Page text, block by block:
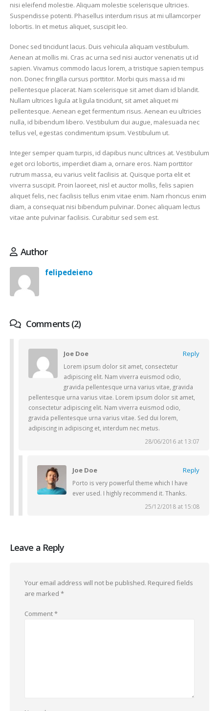
nisi eleifend molestie. Aliquam molestie scelerisque ultricies.
Suspendisse potenti. Phasellus interdum risus at mi ullamcorper
lobortis. In et metus aliquet, suscipit leo.
Donec sed tincidunt lacus. Duis vehicula aliquam vestibulum.
Aenean at mollis mi. Cras ac urna sed nisi auctor venenatis ut id
sapien. Vivamus commodo lacus lorem, a tristique sapien tempus
non. Donec fringilla cursus porttitor. Morbi quis massa id mi
pellentesque placerat. Nam scelerisque sit amet diam id blandit.
Nullam ultrices ligula at ligula tincidunt, sit amet aliquet mi
pellentesque. Aenean eget fermentum risus. Aenean eu ultricies
nulla, id bibendum libero. Vestibulum dui augue, malesuada nec
tellus vel, egestas condimentum ipsum. Vestibulum ut.
Integer semper quam turpis, id dapibus nunc ultrices at. Vestibulum
eget orci lobortis, imperdiet diam a, ornare eros. Nam porttitor
rutrum massa, eu varius velit facilisis at. Quisque porta elit et
viverra suscipit. Proin laoreet, nisl et auctor mollis, felis sapien
aliquet felis, nec facilisis tellus enim vitae enim. Nam rhoncus enim
diam, a consequat nisi bibendum pulvinar. Donec aliquam lectus
vitae ante pulvinar facilisis. Curabitur sed sem est.
Author
felipedeieno
Comments (2)
Joe Doe Reply
Lorem ipsum dolor sit amet, consectetur
adipiscing elit. Nam viverra euismod odio,
gravida pellentesque urna varius vitae, gravida
pellentesque urna varius vitae. Lorem ipsum dolor sit amet,
consectetur adipiscing elit. Nam viverra euismod odio,
gravida pellentesque urna varius vitae. Sed dui lorem,
adipiscing in adipiscing et, interdum nec metus.
28/06/2016 at 13:07
Joe Doe Reply
Porto is very powerful theme which I have
ever used. I highly recommend it. Thanks.
25/12/2018 at 15:08
Leave a Reply
Your email address will not be published. Required fields
are marked *
Comment*